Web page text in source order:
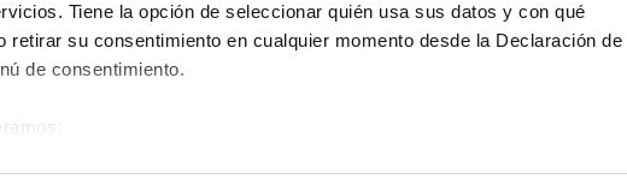
Tiene la opción de seleccionar quién usa sus datos y con qué
retirar su consentimiento en cualquier momento desde la Declaración de
de consentimiento.